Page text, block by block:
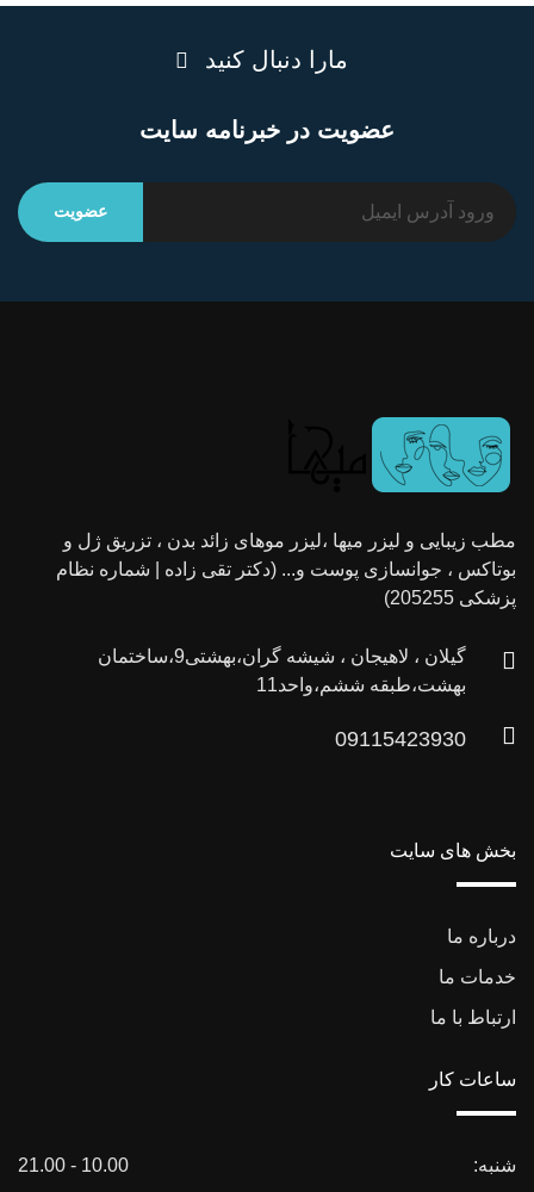
مارا دنبال کنید
عضویت در خبرنامه سایت
مطب زیبایی و لیزر میها ،لیزر موهای زائد بدن ، تزریق ژل و
بوتاکس ، جوانسازی پوست و... (دکتر تقی زاده | شماره نظام
پزشکی 205255)
گیلان ، لاهیجان ، شیشه گران،بهشتی9،ساختمان
بهشت،طبقه ششم،واحد11
09115423930
بخش های سایت
درباره ما
خدمات ما
ارتباط با ما
ساعات کار
شنبه: 10.00 - 21.00